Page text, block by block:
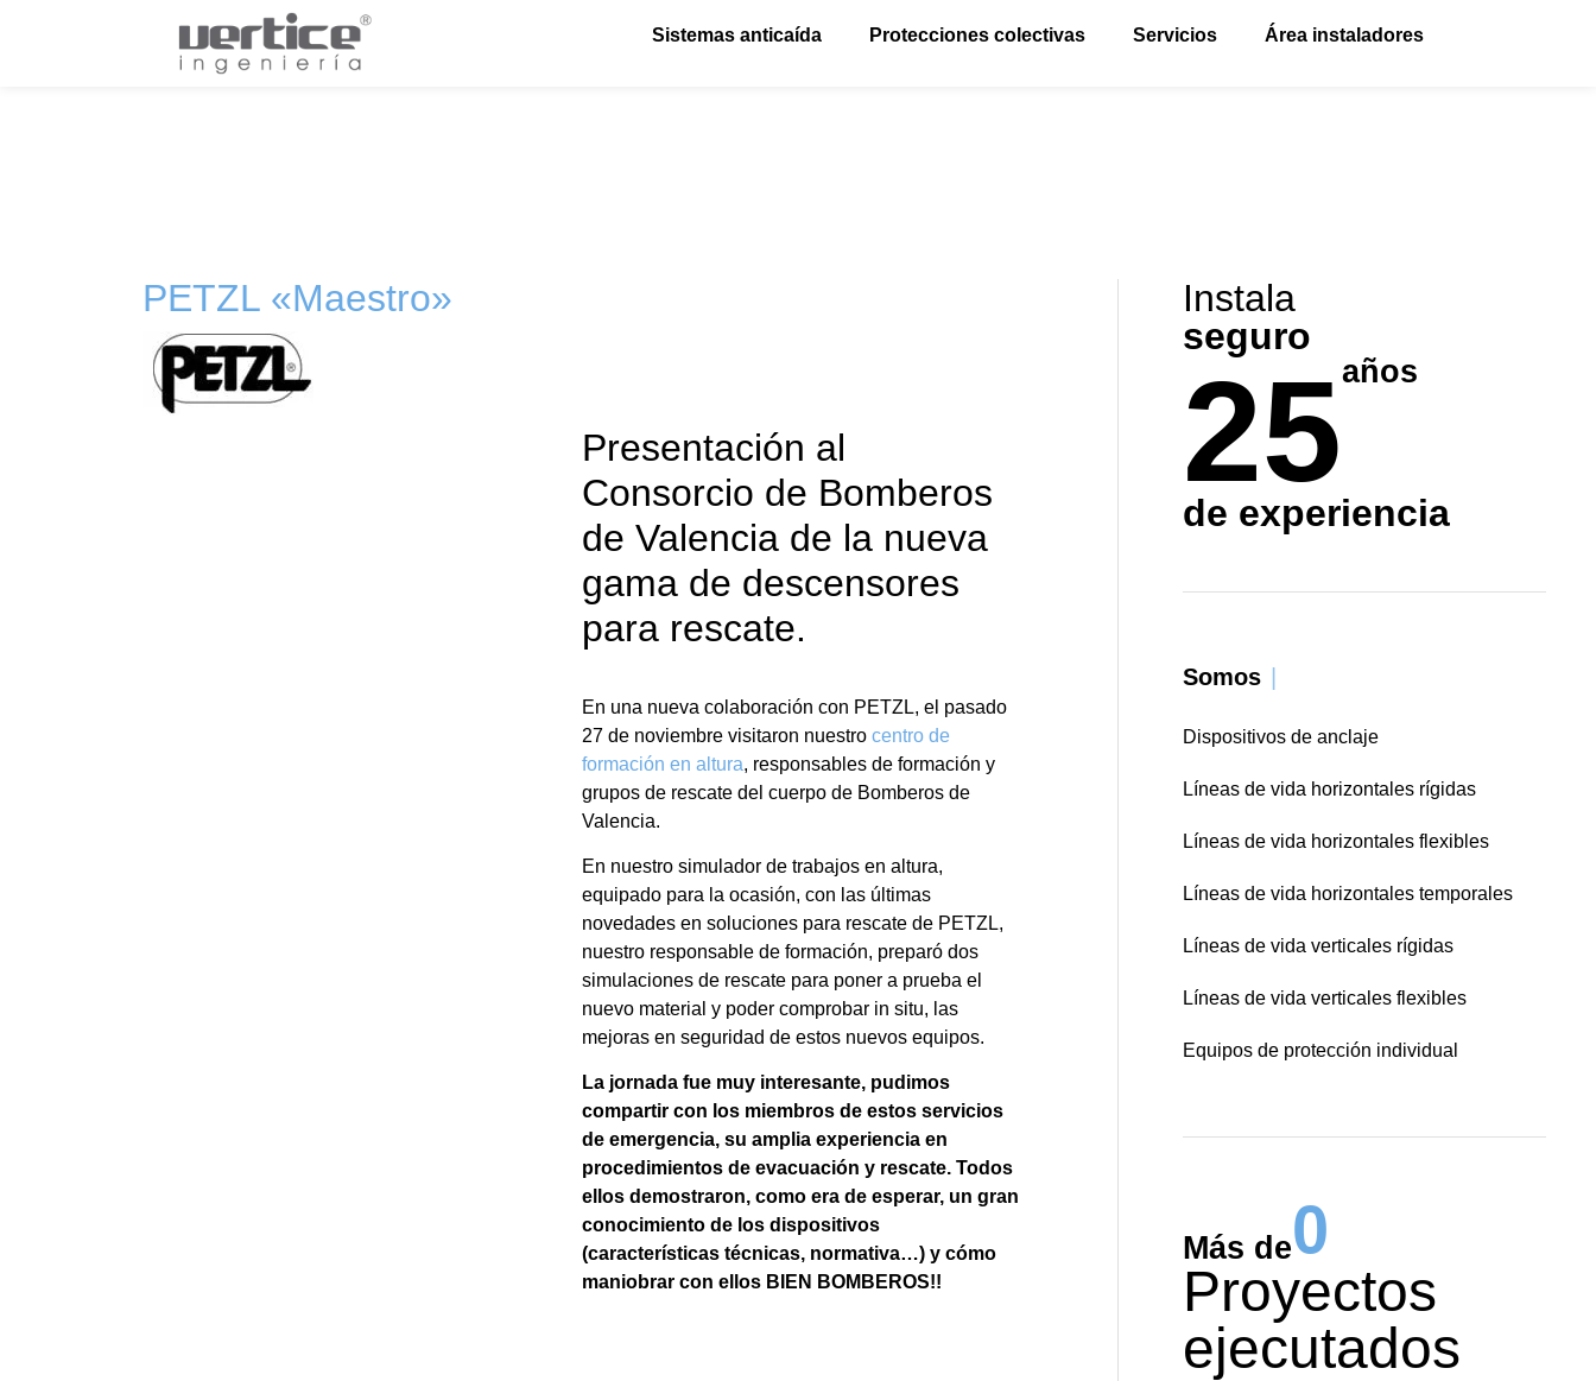
Sistemas anticaída Protecciones colectivas Servicios Área instaladores
PETZL «Maestro»
Presentación al
Consorcio de Bomberos
de Valencia de la nueva
gama de descensores
para rescate.
En una nueva colaboración con PETZL, el pasado
27 de noviembre visitaron nuestrocentro de
formación en altura, responsables de formación y
grupos de rescate del cuerpo de Bomberos de
Valencia.
En nuestro simulador de trabajos en altura,
equipado para la ocasión, con las últimas
novedades en soluciones para rescate de PETZL,
nuestro responsable de formación, preparó dos
simulaciones de rescate para poner a prueba el
nuevo material y poder comprobar in situ, las
mejoras en seguridad de estos nuevos equipos.
La jornada fue muy interesante, pudimos
compartir con los miembros de estos servicios
de emergencia, su amplia experiencia en
procedimientos de evacuación y rescate. Todos
ellos demostraron, como era de esperar, un gran
conocimiento de los dispositivos
(características técnicas, normativa…) y cómo
maniobrar con ellos BIEN BOMBEROS!!
Instala
seguro
25años
de experiencia
Somos
Dispositivos de anclaje
Líneas de vida horizontales rígidas
Líneas de vida horizontales flexibles
Líneas de vida horizontales temporales
Líneas de vida verticales rígidas
Líneas de vida verticales flexibles
Equipos de protección individual
Más de0
Proyectos
ejecutados